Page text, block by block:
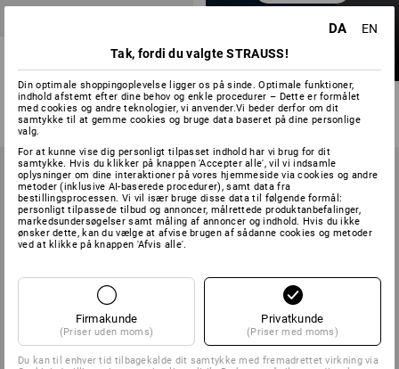
Hat e.s.e:pic, børn
2 farver
fra 78,75 kr.
(med moms) fra 3 Stk.
DA
EN
Tak, fordi du valgte STRAUSS!
Din optimale shoppingoplevelse ligger os på sinde. Optimale funktioner,
indhold afstemt efter dine behov og enkle procedurer – Dette er formålet
med cookies og andre teknologier, vi anvender.Vi beder derfor om dit
samtykke til at gemme cookies og bruge data baseret på dine personlige
valg.
For at kunne vise dig personligt tilpasset indhold har vi brug for dit
samtykke. Hvis du klikker på knappen 'Accepter alle', vil vi indsamle
oplysninger om dine interaktioner på vores hjemmeside via cookies og andre
metoder (inklusive AI-baserede procedurer), samt data fra
bestillingsprocessen. Vi vil især bruge disse data til følgende formål:
personligt tilpassede tilbud og annoncer, målrettede produktanbefalinger,
markedsundersøgelser samt måling af annoncer og indhold. Hvis du ikke
ønsker dette, kan du vælge at afvise brugen af sådanne cookies og metoder
ved at klikke på knappen 'Afvis alle'.
Firmakunde
(Priser uden moms)
Privatkunde
(Priser med moms)
Du kan til enhver tid tilbagekalde dit samtykke med fremadrettet virkning via